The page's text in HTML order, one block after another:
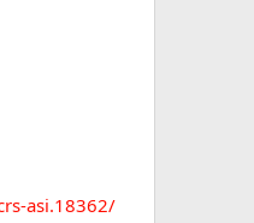
asi.18362/